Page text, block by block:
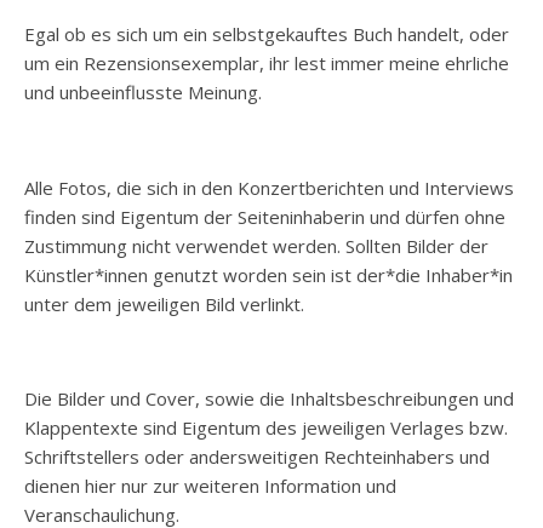
Egal ob es sich um ein selbstgekauftes Buch handelt, oder
um ein Rezensionsexemplar, ihr lest immer meine ehrliche
und unbeeinflusste Meinung.
Alle Fotos, die sich in den Konzertberichten und Interviews
finden sind Eigentum der Seiteninhaberin und dürfen ohne
Zustimmung nicht verwendet werden. Sollten Bilder der
Künstler*innen genutzt worden sein ist der*die Inhaber*in
unter dem jeweiligen Bild verlinkt.
Die Bilder und Cover, sowie die Inhaltsbeschreibungen und
Klappentexte sind Eigentum des jeweiligen Verlages bzw.
Schriftstellers oder andersweitigen Rechteinhabers und
dienen hier nur zur weiteren Information und
Veranschaulichung.